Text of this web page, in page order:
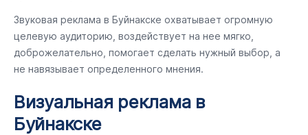
Звуковая реклама в Буйнакске охватывает огромную
целевую аудиторию, воздействует на нее мягко,
доброжелательно, помогает сделать нужный выбор, а
не навязывает определенного мнения.
Визуальная реклама в
Буйнакске